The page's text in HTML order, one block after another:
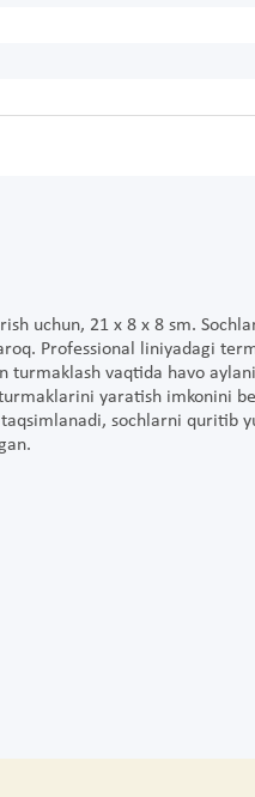
uchun, 21 x 8 x 8 sm.
Professional liniyadagi
turmaklash vaqtida havo
yaratish imkonini
sochlarni quritib